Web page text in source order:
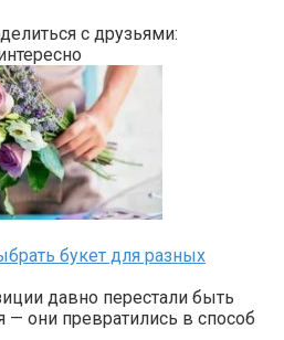
с друзьями:
букет для разных
давно перестали быть
— они превратились в способ